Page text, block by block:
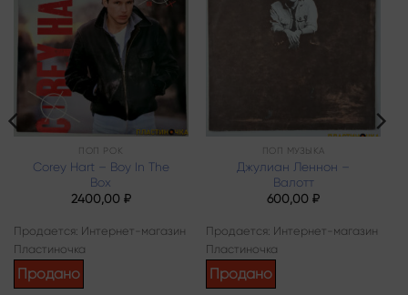
Add to
wishlist
ПОП РОК
Corey Hart – Boy In The
Box
2400,00 ₽
Продается: Интернет-магазин
Пластиночка
Продано
ПОП МУЗЫКА
Джулиан Леннон –
Валотт
600,00₽
Продается: Интернет-магазин
Пластиночка
Продано